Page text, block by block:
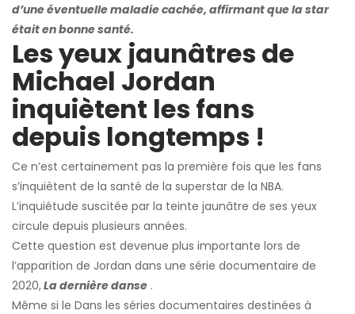
d’une éventuelle maladie cachée, affirmant que la star
était en bonne santé.
Les yeux jaunâtres de
Michael Jordan
inquiètent les fans
depuis longtemps !
Ce n’est certainement pas la première fois que les fans
s’inquiètent de la santé de la superstar de la NBA.
L’inquiétude suscitée par la teinte jaunâtre de ses yeux
circule depuis plusieurs années.
Cette question est devenue plus importante lors de
l’apparition de Jordan dans une série documentaire de
2020,La dernière danse .
Même si le Dans les séries documentaires destinées à